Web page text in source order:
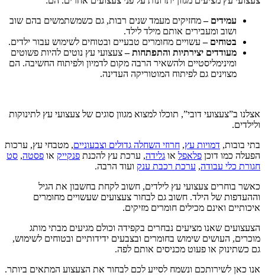
עמידים – מחזיקים מעמד שנים רבות, גם כשמשתמשים בהם שוב
ושוב ומעבירים אותם מילד לילד.
בטוחים – עשויים מחומרים טבעיים ובטוחים לשימוש עבור ילדים.
מעודדים יצירתיות והתפתחות –צעצועי עץ נוטים להיות פשוטים
ומינימליסטיים ולהשאיר הרבה מקום לדמיון ולפיתוח החשיבה. הם
מצוינים גם לפיתוח המוטוריקה העדינה.
ב”צעצועי דובי”, תוכלו למצוא מגוון סוגים של צעצועי עץ לתינוקות
בובות,דמויות עץ,חרוזי השחלה גדולים וצבעוניים, מטבחי עץ, ערכות
כמו דוכןפלאפלאוגלידה, ערכת עץ להכנתפנקייקאופסטה,סט
כלי עבודה,ערכת רכבת ענקועוד הרבה.
בוחרים צעצועי עץ לילדים, חשוב לקחת בחשבון את הגיל
של הילד. חשוב גם לבחור צעצועים שעשויים מחומרים
ואינם מכילים חומרים מזיקים.
שאנו מציעים נבחרים בקפידה וכולם מגיעים מבתי מותג
העושים שימוש בחומרים ובצבעים ידידותיים ובטוחים לשימוש,
כשתינוק או פעוט מכניסים אותם לפה.
כאן לשירותכם ונשמח לסייע לכם לבחור את הצעצוע המתאים ביותר.